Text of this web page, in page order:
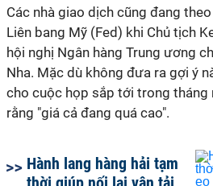
Các nhà giao dịch cũng đang
Liên bang Mỹ (Fed) khi Chủ tịch
hội nghị Ngân hàng Trung ương
Nha. Mặc dù không đưa ra gợi ý
cho cuộc họp sắp tới trong tháng
rằng "giá cả đang quá cao".
Hành lang hàng hải tạm